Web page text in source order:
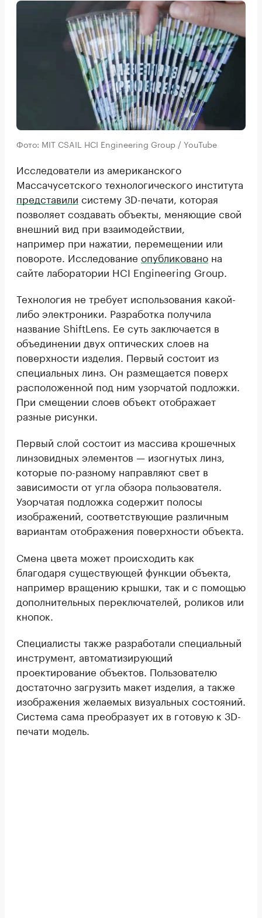
Фото: MIT CSAIL HCI Engineering Group / YouTube
Исследователи из американского
Массачусетского технологического института
представили систему 3D-печати, которая
позволяет создавать объекты, меняющие свой
внешний вид при взаимодействии,
например при нажатии, перемещении или
повороте. Исследование опубликовано на
сайте лаборатории HCI Engineering Group.
Технология не требует использования какой-
либо электроники. Разработка получила
название ShiftLens. Ее суть заключается в
объединении двух оптических слоев на
поверхности изделия. Первый состоит из
специальных линз. Он размещается поверх
расположенной под ним узорчатой подложки.
При смещении слоев объект отображает
разные рисунки.
Первый слой состоит из массива крошечных
линзовидных элементов — изогнутых линз,
которые по-разному направляют свет в
зависимости от угла обзора пользователя.
Узорчатая подложка содержит полосы
изображений, соответствующие различным
вариантам отображения поверхности объекта.
Смена цвета может происходить как
благодаря существующей функции объекта,
например вращению крышки, так и с помощью
дополнительных переключателей, роликов или
кнопок.
Специалисты также разработали специальный
инструмент, автоматизирующий
проектирование объектов. Пользователю
достаточно загрузить макет изделия, а также
изображения желаемых визуальных состояний.
Система сама преобразует их в готовую к 3D-
печати модель.